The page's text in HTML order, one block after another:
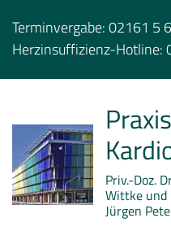
Terminvergabe:02161 5
Herzinsuffizienz-Hotline:
Priv.-Doz.
Wittke und
Jürgen